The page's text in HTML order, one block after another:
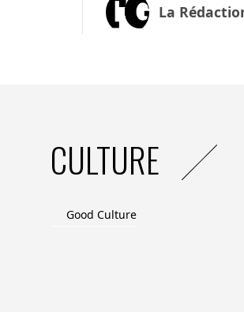
La
CULTURE
Good Culture